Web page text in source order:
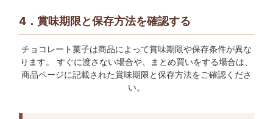
4．賞味期限と保存方法を確認する
チョコレート菓子は商品によって賞味期限や保存条件が異な
ります。 すぐに渡さない場合や、まとめ買いをする場合は、
商品ページに記載された賞味期限と保存方法をご確認くださ
い。